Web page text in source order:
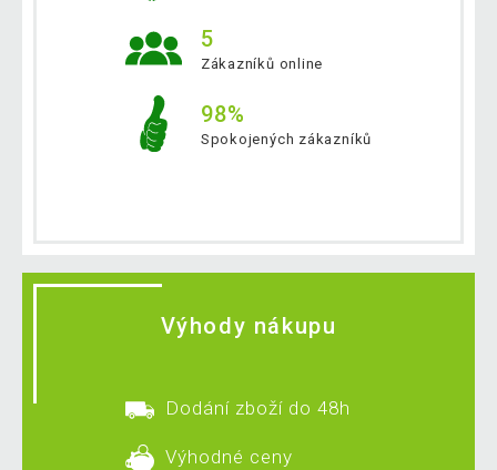
5
Zákazníků online
98%
Spokojených zákazníků
Výhody nákupu
Dodání zboží do 48h
Výhodné ceny